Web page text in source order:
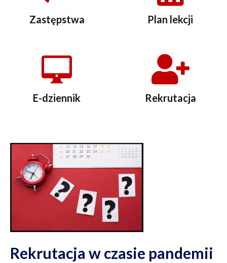
Zastępstwa Plan lekcji
E-dziennik Rekrutacja
Rekrutacja w czasie pandemii